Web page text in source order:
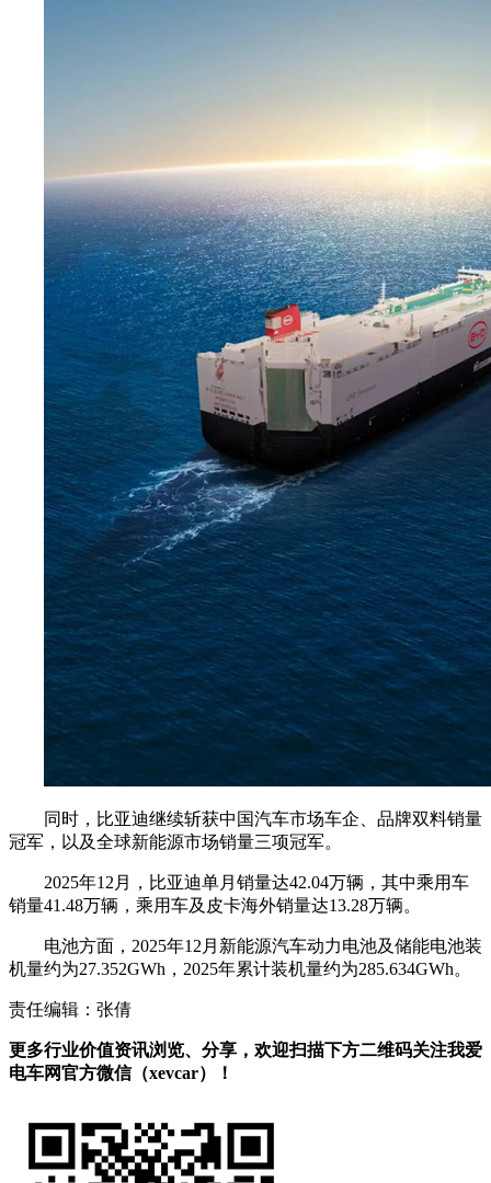
同时，比亚迪继续斩获中国汽车市场车企、品牌双料销量
冠军，以及全球新能源市场销量三项冠军。
2025年12月，比亚迪单月销量达42.04万辆，其中乘用车
销量41.48万辆，乘用车及皮卡海外销量达13.28万辆。
电池方面，2025年12月新能源汽车动力电池及储能电池装
机量约为27.352GWh，2025年累计装机量约为285.634GWh。
责任编辑：张倩
更多行业价值资讯浏览、分享，欢迎扫描下方二维码关注我爱
电车网官方微信（xevcar）！